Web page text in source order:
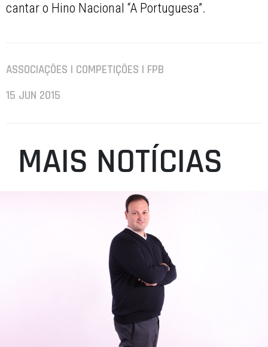
cantar o Hino Nacional “A Portuguesa”.
ASSOCIAÇÕES | COMPETIÇÕES | FPB
15 JUN 2015
MAIS NOTÍCIAS